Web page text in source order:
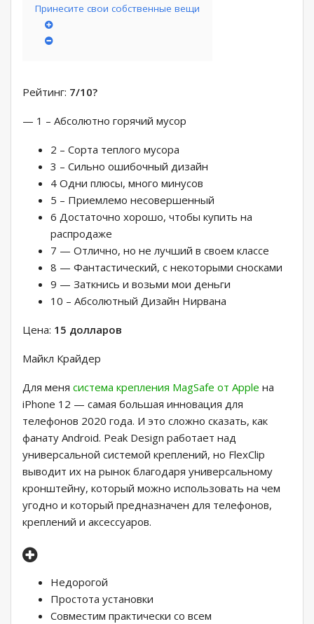
Принесите свои собственные вещи
Рейтинг: 7/10?
— 1 – Абсолютно горячий мусор
2 – Сорта теплого мусора
3 – Сильно ошибочный дизайн
4 Одни плюсы, много минусов
5 – Приемлемо несовершенный
6 Достаточно хорошо, чтобы купить на
распродаже
7 — Отлично, но не лучший в своем классе
8 — Фантастический, с некоторыми сносками
9 — Заткнись и возьми мои деньги
10 – Абсолютный Дизайн Нирвана
Цена: 15 долларов
Майкл Крайдер
Для меня система крепления MagSafe от Apple на
iPhone 12 — самая большая инновация для
телефонов 2020 года. И это сложно сказать, как
фанату Android. Peak Design работает над
универсальной системой креплений, но FlexClip
выводит их на рынок благодаря универсальному
кронштейну, который можно использовать на чем
угодно и который предназначен для телефонов,
креплений и аксессуаров.
Недорогой
Простота установки
Совместим практически со всем